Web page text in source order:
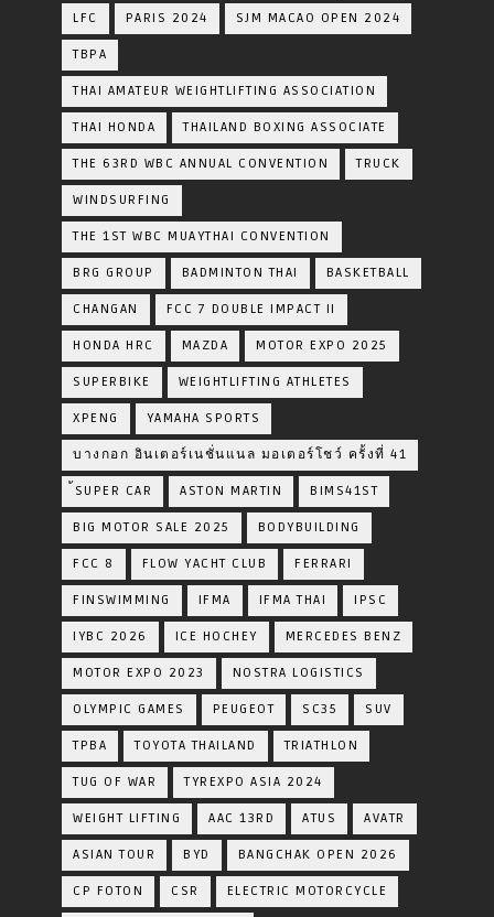
LFC PARIS 2024 SJM MACAO OPEN 2024
TBPA
THAI AMATEUR WEIGHTLIFTING ASSOCIATION
THAI HONDA THAILAND BOXING ASSOCIATE
THE 63RD WBC ANNUAL CONVENTION TRUCK
WINDSURFING
THE 1ST WBC MUAYTHAI CONVENTION
BRG GROUP BADMINTON THAI BASKETBALL
CHANGAN FCC 7 DOUBLE IMPACT II
HONDA HRC MAZDA MOTOR EXPO 2025
SUPERBIKE WEIGHTLIFTING ATHLETES
XPENG YAMAHA SPORTS
บางกอก อินเตอร์เนชั่นแนล มอเตอร์โชว์ ครั้งที่ 41
้SUPER CAR ASTON MARTIN BIMS41ST
BIG MOTOR SALE 2025 BODYBUILDING
FCC 8 FLOW YACHT CLUB FERRARI
FINSWIMMING IFMA IFMA THAI IPSC
IYBC 2026 ICE HOCHEY MERCEDES BENZ
MOTOR EXPO 2023 NOSTRA LOGISTICS
OLYMPIC GAMES PEUGEOT SC35 SUV
TPBA TOYOTA​ THAILAND​ TRIATHLON
TUG OF WAR TYREXPO ASIA 2024
WEIGHT LIFTING AAC 13RD ATUS AVATR
ASIAN TOUR BYD BANGCHAK OPEN 2026
CP FOTON CSR ELECTRIC MOTORCYCLE